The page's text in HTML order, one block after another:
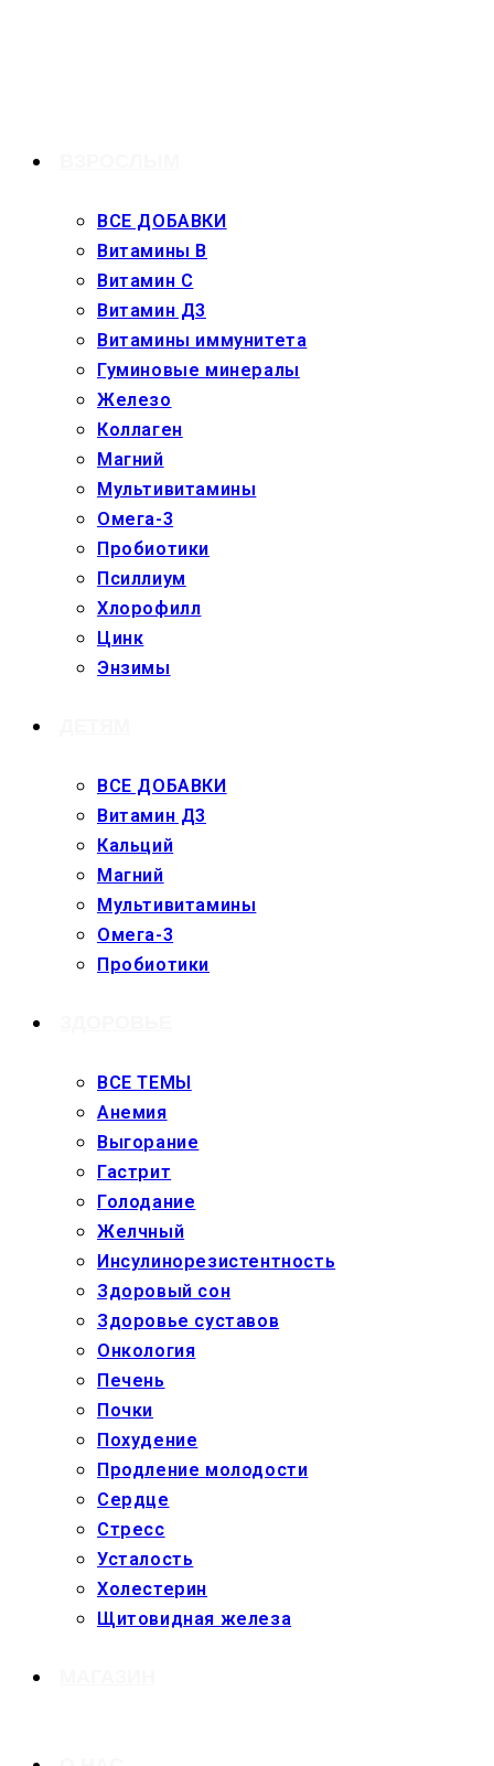
ВСЕ ДОБАВКИ
Витамины В
Витамин С
Витамин Д3
Витамины иммунитета
Гуминовые минералы
Железо
Коллаген
Магний
Мультивитамины
Омега-3
Пробиотики
Псиллиум
Хлорофилл
Цинк
Энзимы
ВСЕ ДОБАВКИ
Витамин Д3
Кальций
Магний
Мультивитамины
Омега-3
Пробиотики
ВСЕ ТЕМЫ
Анемия
Выгорание
Гастрит
Голодание
Желчный
Инсулинорезистентность
Здоровый сон
Здоровье суставов
Онкология
Печень
Почки
Похудение
Продление молодости
Сердце
Стресс
Усталость
Холестерин
Щитовидная железа